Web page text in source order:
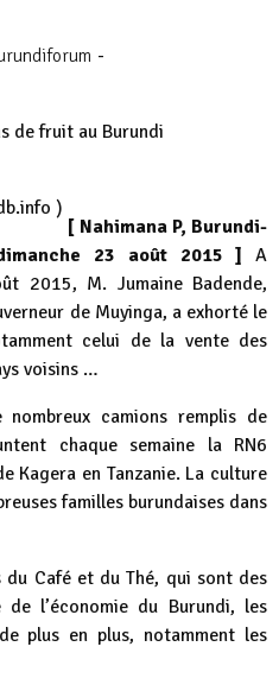
-
de fruit au Burundi
[ Nahimana P, Burundi-
23 août 2015 ] A
2015, M. Jumaine Badende,
de Muyinga, a exhorté le
celui de la vente des
voisins …
camions remplis de
chaque semaine la RN6
Kagera en Tanzanie. La culture
familles burundaises dans
du Café et du Thé, qui sont des
l’économie du Burundi, les
plus en plus, notamment les